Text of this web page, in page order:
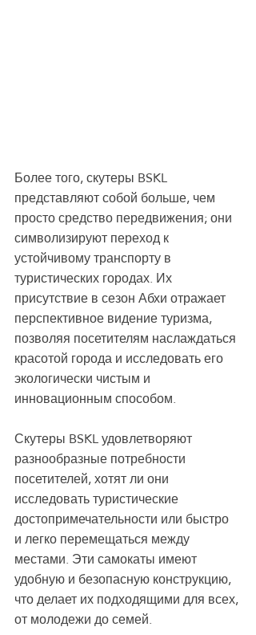
Более того, скутеры BSKL
представляют собой больше, чем
просто средство передвижения; они
символизируют переход к
устойчивому транспорту в
туристических городах. Их
присутствие в сезон Абхи отражает
перспективное видение туризма,
позволяя посетителям наслаждаться
красотой города и исследовать его
экологически чистым и
инновационным способом.
Скутеры BSKL удовлетворяют
разнообразные потребности
посетителей, хотят ли они
исследовать туристические
достопримечательности или быстро
и легко перемещаться между
местами. Эти самокаты имеют
удобную и безопасную конструкцию,
что делает их подходящими для всех,
от молодежи до семей.